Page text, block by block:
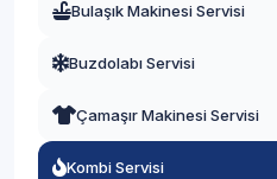
Bulaşık Makinesi Servisi
Buzdolabı Servisi
Çamaşır Makinesi Servisi
Kombi Servisi